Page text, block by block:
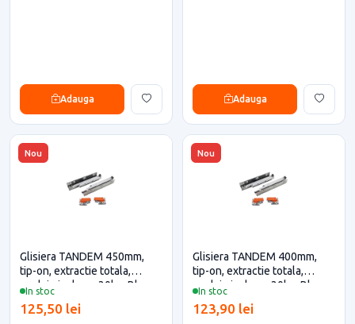
Adauga Adauga
Nou
In stoc
Glisiera TANDEM 450mm,
tip-on, extractie totala,
cuplaje incluse, 30kg, Blum
eficiente
125,50 lei
Nou
In stoc
Glisiera TANDEM 400mm,
tip-on, extractie totala,
cuplaje incluse, 30kg, Blum
eficiente
123,90 lei